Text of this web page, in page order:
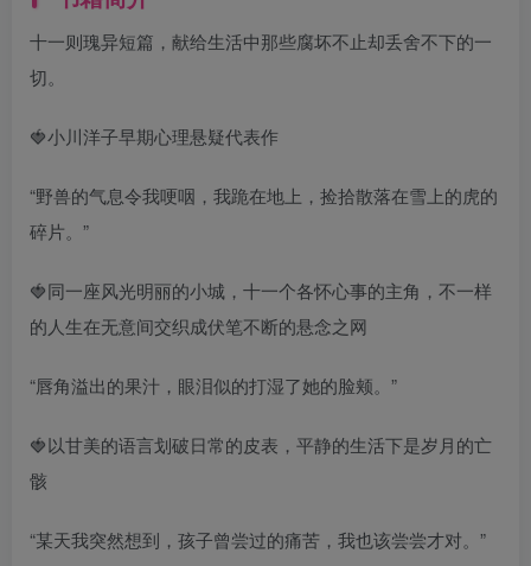
十一则瑰异短篇，献给生活中那些腐坏不止却丢舍不下的一
切。
🍓小川洋子早期心理悬疑代表作
“野兽的气息令我哽咽，我跪在地上，捡拾散落在雪上的虎的
碎片。”
🍓同一座风光明丽的小城，十一个各怀心事的主角，不一样
的人生在无意间交织成伏笔不断的悬念之网
“唇角溢出的果汁，眼泪似的打湿了她的脸颊。”
🍓以甘美的语言划破日常的皮表，平静的生活下是岁月的亡
骸
“某天我突然想到，孩子曾尝过的痛苦，我也该尝尝才对。”